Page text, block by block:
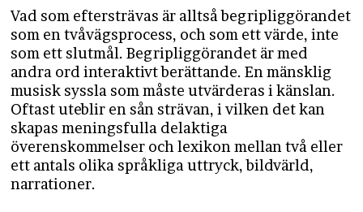
Vad som eftersträvas är alltså begripliggörandet
som en tvåvägsprocess, och som ett värde, inte
som ett slutmål. Begripliggörandet är med
andra ord interaktivt berättande. En mänsklig
musisk syssla som måste utvärderas i känslan.
Oftast uteblir en sån strävan, i vilken det kan
skapas meningsfulla delaktiga
överenskommelser och lexikon mellan två eller
ett antals olika språkliga uttryck, bildvärld,
narrationer.